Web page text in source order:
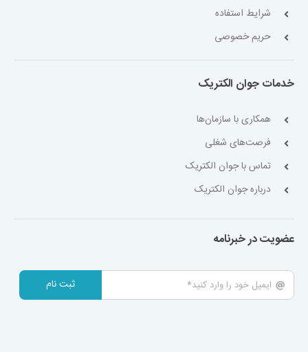
شرایط استفاده
حریم خصوصی
خدمات جوان الکتریک
همکاری با سازمان‌ها
فرصت‌های شغلی
تماس با جوان الکتریک
درباره جوان الکتریک
عضویت در خبرنامه
ثبت نام